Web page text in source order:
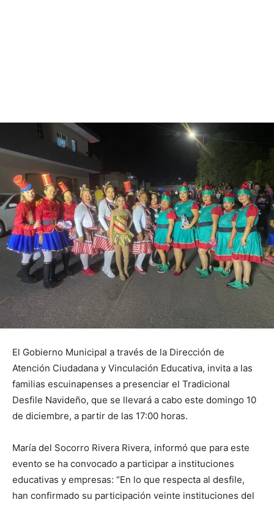
El Gobierno Municipal a través de la Dirección de
Atención Ciudadana y Vinculación Educativa, invita a las
familias escuinapenses a presenciar el Tradicional
Desfile Navideño, que se llevará a cabo este domingo 10
de diciembre, a partir de las 17:00 horas.
María del Socorro Rivera Rivera, informó que para este
evento se ha convocado a participar a instituciones
educativas y empresas: “En lo que respecta al desfile,
han confirmado su participación veinte instituciones del